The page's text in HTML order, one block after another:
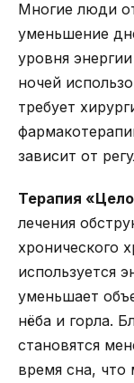
Многие люди
уменьшение
уровня
ночей
требует
зависит от
Терапия
лечения
хронического
используется
уменьшает
нёба и горла.
становятся
время сна, что